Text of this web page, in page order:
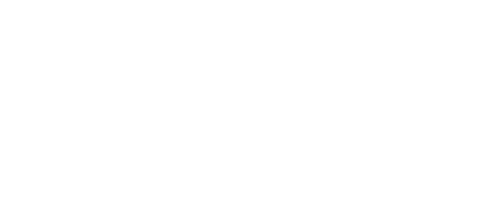
Preis / Stück